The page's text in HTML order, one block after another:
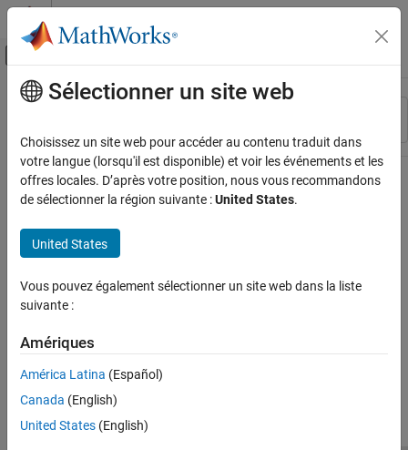
Passer au contenu
Activer/désactiver l'affichage du menu
Ressource
Contenu principal
Sélectionner un site web
Choisissez un site web pour accéder au contenu traduit dans
votre langue (lorsqu'il est disponible) et voir les événements et les
offres locales. D’après votre position, nous vous recommandons
de sélectionner la région suivante :United States.
United States
Vous pouvez également sélectionner un site web dans la liste
suivante :
Amériques
América Latina (Español)
Canada (English)
United States (English)